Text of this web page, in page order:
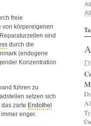
freie
von körpereigenen
sind
durch die
(endogene
Konzentration
führen zu
setzen sich
zarte Endothel
enger.